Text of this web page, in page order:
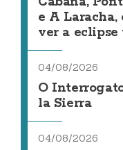
e A Laracha,
ver a
04/08/2026
O
la Sierra
04/08/2026